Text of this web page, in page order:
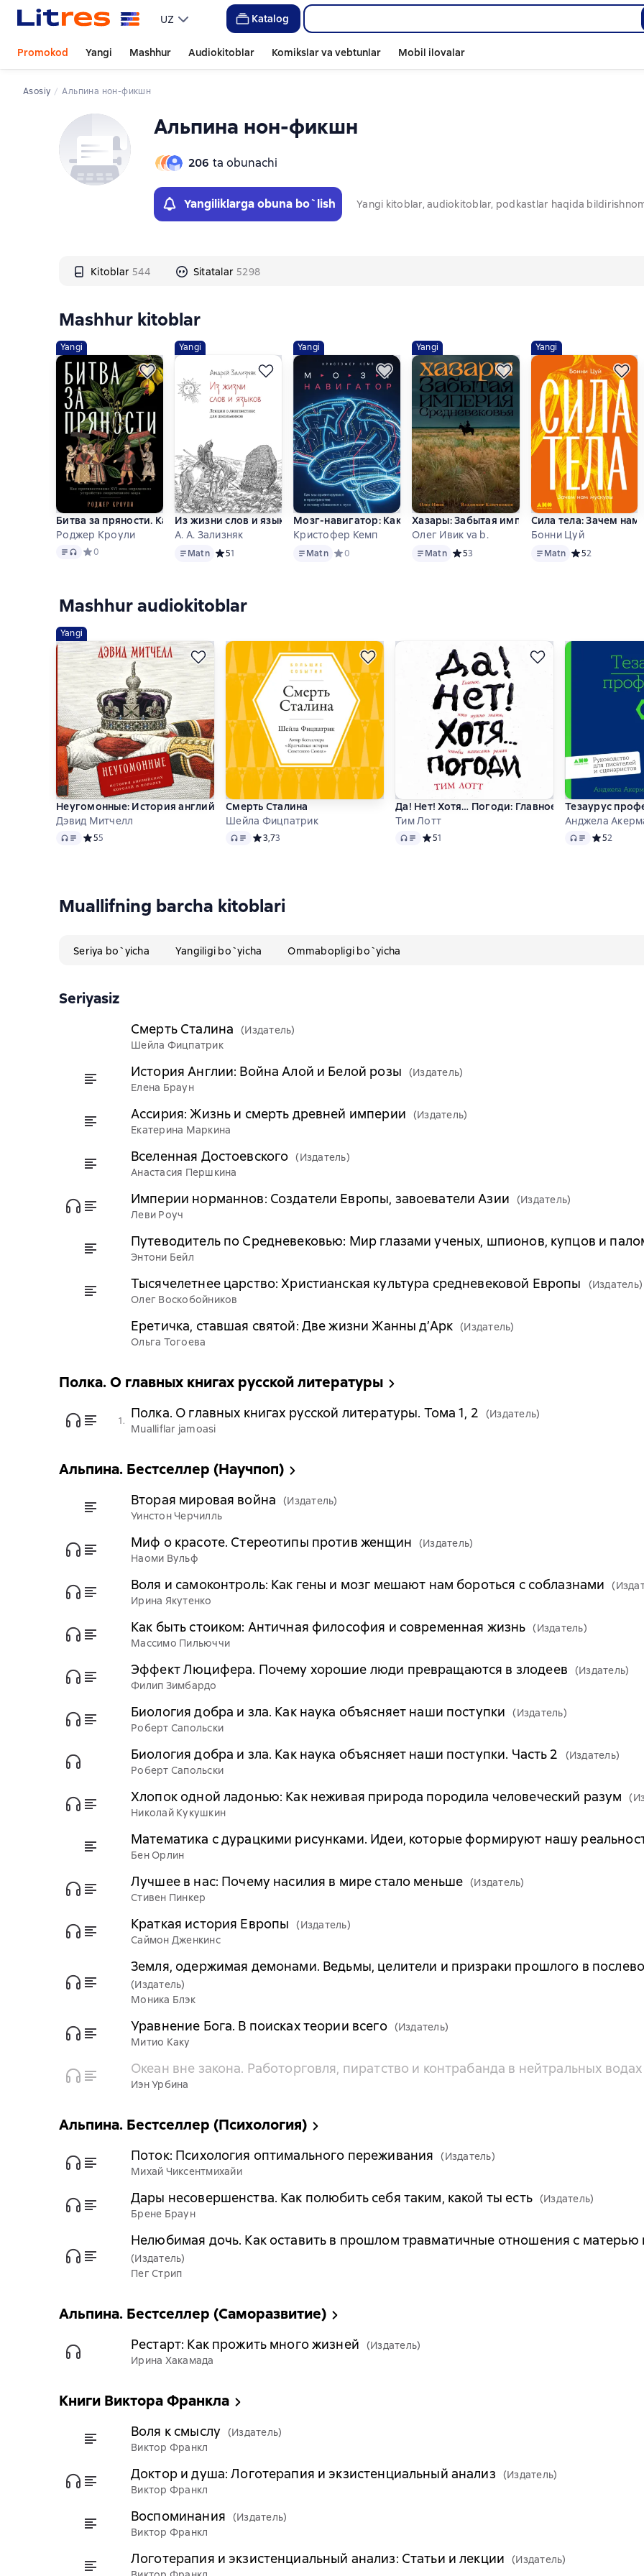
UZ Katalog
Promokod Yangi Mashhur Audiokitoblar Komikslar va vebtunlar Mobil ilovalar
Asosiy Альпина нон-фикшн
Альпина нон-фикшн
206 ta obunachi
Yangiliklarga obuna bo`lish Yangi kitoblar, audiokitoblar, podkastlar haqida
Kitoblar 544 Sitatalar 5298
Слайдер с книгами
Mashhur kitoblar
Yangi
Битва за пряности. Как противостояние XVI века определило устройство современного мира
Роджер Кроули
Matn , audio format mavjud
Средний рейтинг 0 на основе 0 оценок
0
Yangi
Из жизни слов и языков: Лекции о лингвистике для школьников
А. А. Зализняк
MatnMatn Средний рейтинг 5 на основе 1 оценок
51
Yangi
Мозг-навигатор: Как мы ориентируемся в пространстве и почему
Кристофер Кемп
MatnMatn Средний рейтинг 0 на основе 0 оценок
0
Yangi
Хазары: Забытая империя Средневековья
Олег Ивик va b.
MatnMatn Средний рейтинг 5 на основе 3 оценок
53
Yangi
Сила тела: Зачем нам
Бонни Цуй
MatnMatn Средний
52
Слайдер с книгами
Mashhur audiokitoblar
Yangi
Неугомонные: История английских королей и королев
Дэвид Митчелл
Audio Средний рейтинг 5 на основе 5 оценок
55
Смерть Сталина
Шейла Фицпатрик
Audio Средний рейтинг 3,7 на основе 3 оценок
3,73
Да! Нет! Хотя… Погоди: Главное, что нужно
Тим Лотт
Audio Средний рейтинг 5 на основе 1 оценок
51
Тезаурус
Анджела
Audio Средний
52
Muallifning barcha kitoblari
Seriya bo`yicha Yangiligi bo`yicha Ommabopligi bo`yicha
Seriyasiz
Смерть Сталина
(Издатель)
Шейла Фицпатрик
История Англии: Война Алой и Белой розы
(Издатель)
Елена Браун
Ассирия: Жизнь и смерть древней империи
(Издатель)
Екатерина Маркина
Вселенная Достоевского (Издатель)
Анастасия Першкина
Империи норманнов: Создатели Европы, завоеватели Азии
(Издатель)
Леви Роуч
Путеводитель по Средневековью: Мир глазами ученых, шпионов, купцов и
Энтони Бейл
Тысячелетнее царство: Христианская культура средневековой Европы
(Издатель)
Олег Воскобойников
Еретичка, ставшая святой: Две жизни Жанны д’Арк (Издатель)
Ольга Тогоева
Полка. О главных книгах русской литературы
1. Полка. О главных книгах русской литературы. Тома 1, 2
(Издатель)
Mualliflar jamoasi
Альпина. Бестселлер (Научпоп)
Вторая мировая война
(Издатель)
Уинстон Черчилль
Миф о красоте. Стереотипы против женщин
(Издатель)
Наоми Вульф
Воля и самоконтроль: Как гены и мозг мешают нам бороться с соблазнами
Ирина Якутенко
Как быть стоиком: Античная философия и современная жизнь (Издатель)
Массимо Пильюччи
Эффект Люцифера. Почему хорошие люди превращаются в злодеев
(Издатель)
Филип Зимбардо
Биология добра и зла. Как наука объясняет наши поступки
(Издатель)
Роберт Сапольски
Биология добра и зла. Как наука объясняет наши поступки. Часть 2
(Издатель)
Роберт Сапольски
Хлопок одной ладонью: Как неживая природа породила человеческий разум
Николай Кукушкин
Математика с дурацкими рисунками. Идеи, которые формируют нашу
Бен Орлин
Лучшее в нас: Почему насилия в мире стало меньше (Издатель)
Стивен Пинкер
Краткая история Европы
(Издатель)
Саймон Дженкинс
Земля, одержимая демонами. Ведьмы, целители и призраки прошлого в
(Издатель)
Моника Блэк
Уравнение Бога. В поисках теории всего (Издатель)
Митио Каку
Океан вне закона. Работорговля, пиратство и контрабанда в нейтральных водах
Иэн Урбина
Альпина. Бестселлер (Психология)
Поток: Психология оптимального переживания
(Издатель)
Михай Чиксентмихайи
Дары несовершенства. Как полюбить себя таким, какой ты есть (Издатель)
Брене Браун
Нелюбимая дочь. Как оставить в прошлом травматичные отношения с матерью
(Издатель)
Пег Стрип
Альпина. Бестселлер (Саморазвитие)
Рестарт: Как прожить много жизней
(Издатель)
Ирина Хакамада
Книги Виктора Франкла
Воля к смыслу (Издатель)
Виктор Франкл
Доктор и душа: Логотерапия и экзистенциальный анализ
(Издатель)
Виктор Франкл
Воспоминания
(Издатель)
Виктор Франкл
Логотерапия и экзистенциальный анализ: Статьи и лекции
(Издатель)